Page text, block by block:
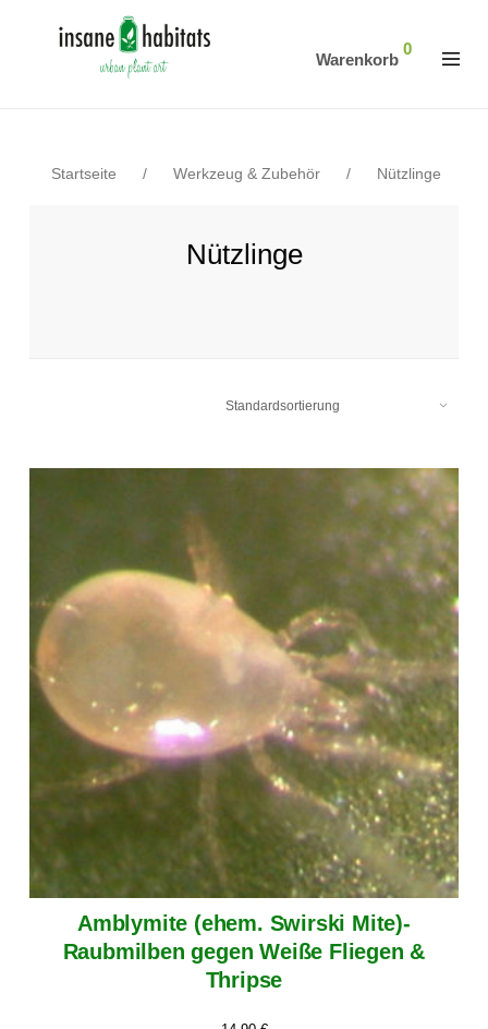
Warenkorb
0
Startseite / Werkzeug & Zubehör / Nützlinge
Nützlinge
Amblymite (ehem. Swirski Mite)-
Raubmilben gegen Weiße Fliegen &
Thripse